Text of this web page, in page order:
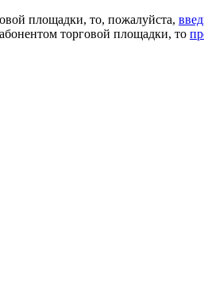
площадки, то, пожалуйста,
торговой площадки, то